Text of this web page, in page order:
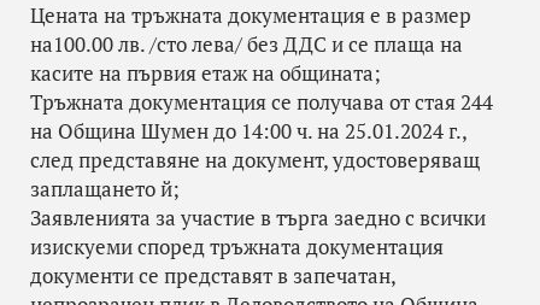
Цената на тръжната документация е в размер
на100.00 лв. /сто лева/ без ДДС и се плаща на
касите на първия етаж на общината;
Тръжната документация се получава от стая 244
на Община Шумен до 14:00 ч. на 25.01.2024 г.,
след представяне на документ, удостоверяващ
заплащането й;
Заявленията за участие в търга заедно с всички
изискуеми според тръжната документация
документи се представят в запечатан,